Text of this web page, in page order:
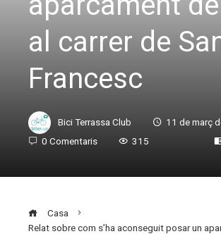
al carrer de
Francesc
Bici Terrassa Club
11 de març
0 Comentaris
315
Casa
Relat sobre com s’ha aconseguit posar un